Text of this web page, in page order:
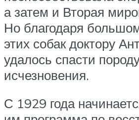
а затем и Вторая
Но благодаря
этих собак доктору
удалось спасти
исчезновения.
С 1929 года